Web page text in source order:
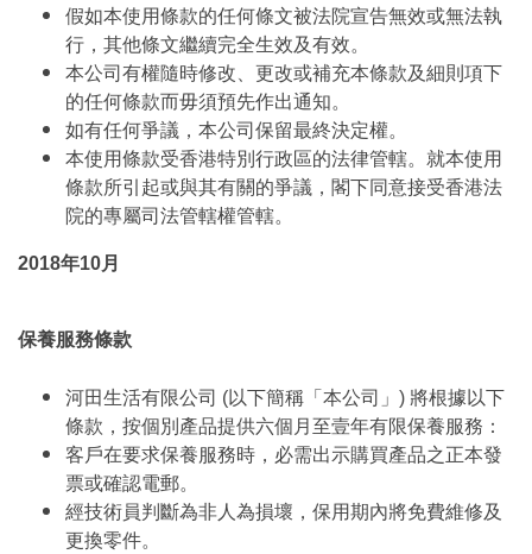
假如本使用條款的任何條文被法院宣告無效或無法執
行，其他條文繼續完全生效及有效。
本公司有權隨時修改、更改或補充本條款及細則項下
的任何條款而毋須預先作出通知。
如有任何爭議，本公司保留最終決定權。
本使用條款受香港特別行政區的法律管轄。就本使用
條款所引起或與其有關的爭議，閣下同意接受香港法
院的專屬司法管轄權管轄。
2018年10月
保養服務條款
河田生活有限公司 (以下簡稱「本公司」) 將根據以下
條款，按個別產品提供六個月至壹年有限保養服務：
客戶在要求保養服務時，必需出示購買產品之正本發
票或確認電郵。
經技術員判斷為非人為損壞，保用期內將免費維修及
更換零件。